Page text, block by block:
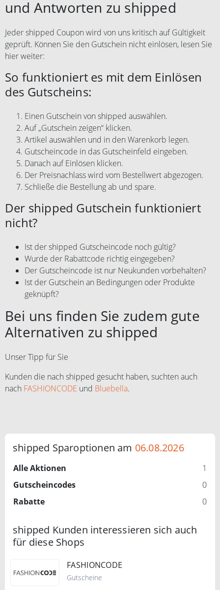
und Antworten zu shipped
Jeder shipped Coupon wird von uns kritisch auf Gültigkeit
geprüft. Können Sie den Gutschein nicht einlösen, lesen Sie
hier weiter:
So funktioniert es mit dem Einlösen
des Gutscheins:
Einen Gutschein von shipped auswählen.
Auf „Gutschein zeigen“ klicken.
Artikel auswählen und in den Warenkorb legen.
Gutscheincode in das Gutscheinfeld eingeben.
Danach auf Einlösen klicken.
Der Preisnachlass wird vom Bestellwert abgezogen.
Schließe die Bestellung ab und spare.
Der shipped Gutschein funktioniert
nicht?
Ist der shipped Gutscheincode noch gültig?
Wurde der Rabattcode richtig eingegeben?
Der Gutscheincode ist nur Neukunden vorbehalten?
Ist der Gutschein an Bedingungen oder Produkte
geknüpft?
Bei uns finden Sie zudem gute
Alternativen zu shipped
Unser Tipp für Sie
Kunden die nach shipped gesucht haben, suchten auch
nach FASHIONCODE und Bluebella.
shipped Sparoptionen am 06.08.2026
Alle Aktionen
1
Gutscheincodes
0
Rabatte
0
shipped Kunden interessieren sich auch
für diese Shops
FASHIONCODE
Gutscheine